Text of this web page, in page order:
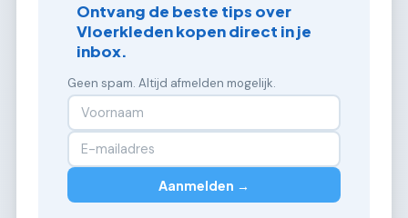
Ontvang de beste tips over
Vloerkleden kopen direct in je
inbox.
Geen spam. Altijd afmelden mogelijk.
Aanmelden →